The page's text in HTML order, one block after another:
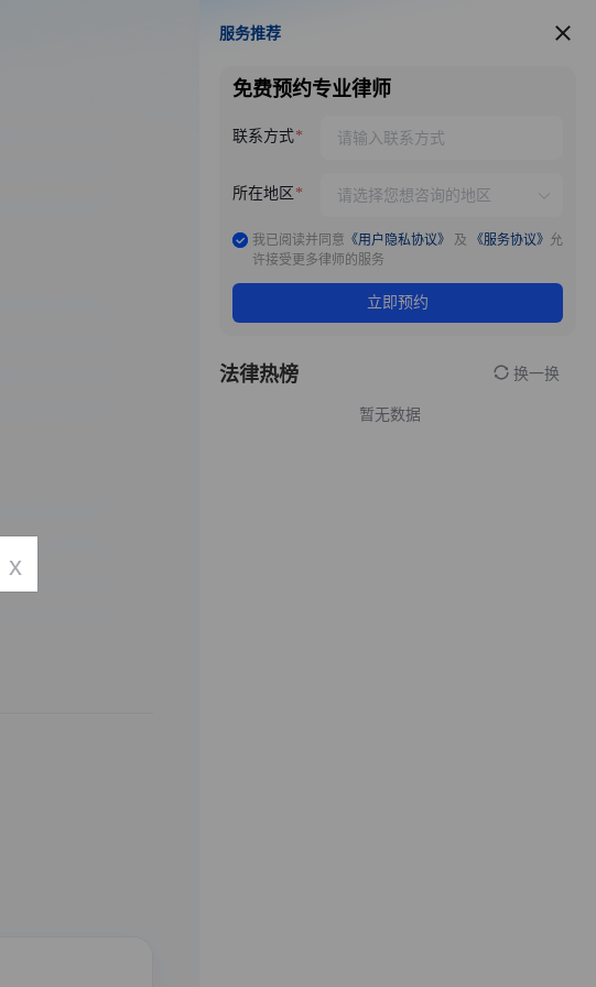
服务推荐
服务推荐
免费预约专业律师
联系方式
所在地区
我已阅读并同意 《用户隐私协议》 及 《服务协议》 允
许接受更多律师的服务
立即预约
法律热榜 换一换
暂无数据
x